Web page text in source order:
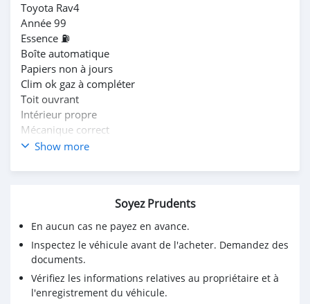
Toyota Rav4
Année 99
Essence ⛽️
Boîte automatique
Papiers non à jours
Clim ok gaz à compléter
Toit ouvrant
Intérieur propre
Mécanique correct
Prix 900 milles
42405052
Show more
Soyez Prudents
En aucun cas ne payez en avance.
Inspectez le véhicule avant de l'acheter. Demandez des
documents.
Vérifiez les informations relatives au propriétaire et à
l'enregistrement du véhicule.